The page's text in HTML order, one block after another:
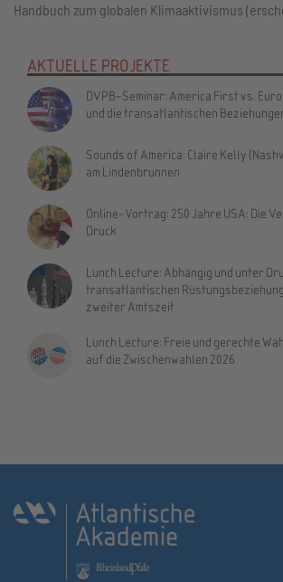
Handbuch zum globalen Klimaaktivismus
AKTUELLE PROJEKTE
DVPB-Seminar: America First vs.
und die transatlantischen
Sounds of America: Claire Kelly
am Lindenbrunnen
Online-Vortrag: 250 Jahre USA: Die
Druck
Lunch Lecture: Abhängig und unter
transatlantischen
zweiter Amtszeit
Lunch Lecture: Freie und gerechte
auf die Zwischenwahlen 2026